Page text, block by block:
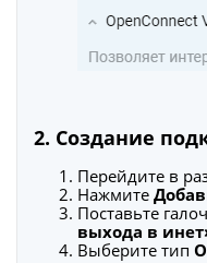
2. Создание
Перейдите в
Нажмите
Поставьте
выхода в
Выберите тип